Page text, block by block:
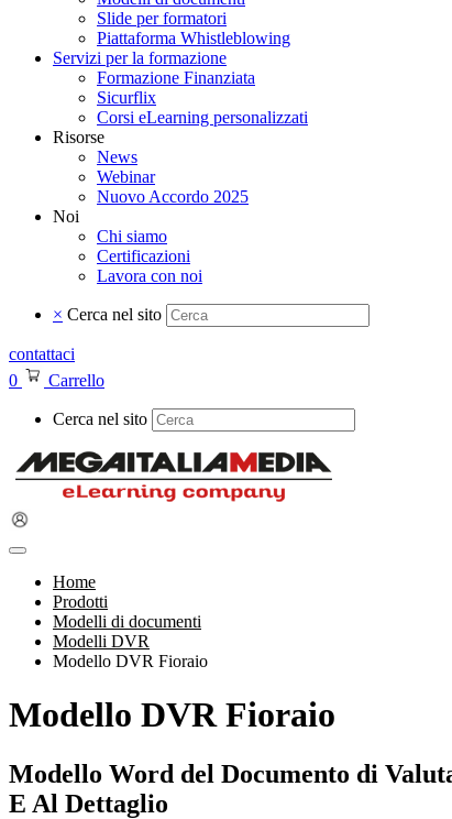
Slide per formatori
Piattaforma Whistleblowing
Servizi per la formazione
Formazione Finanziata
Sicurflix
Corsi eLearning personalizzati
Risorse
News
Webinar
Nuovo Accordo 2025
Noi
Chi siamo
Certificazioni
Lavora con noi
× Cerca nel sito
contattaci
0
Carrello
Cerca nel sito
Home
Prodotti
Modelli di documenti
Modelli DVR
Modello DVR Fioraio
Modello DVR Fioraio
Modello Word del Documento di
E Al Dettaglio